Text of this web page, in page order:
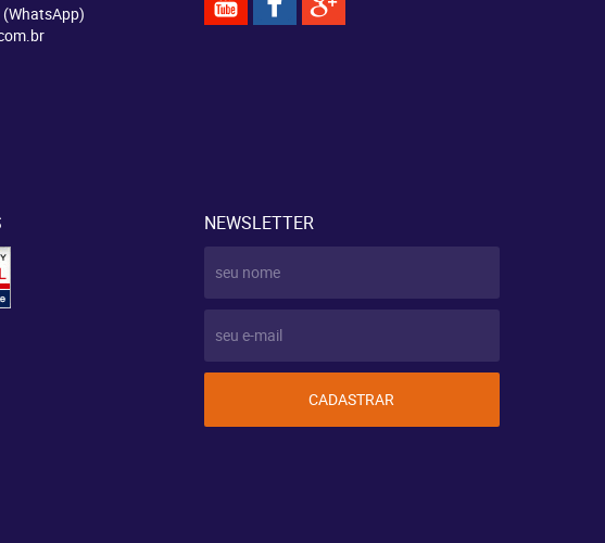
(WhatsApp)
NEWSLETTER
CADASTRAR